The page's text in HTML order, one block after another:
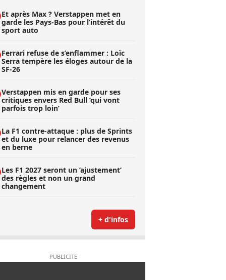
Et après Max ? Verstappen met en
garde les Pays-Bas pour l’intérêt du
sport auto
Ferrari refuse de s’enflammer : Loïc
Serra tempère les éloges autour de la
SF-26
Verstappen mis en garde pour ses
critiques envers Red Bull ’qui vont
parfois trop loin’
La F1 contre-attaque : plus de Sprints
et du luxe pour relancer des revenus
en berne
Les F1 2027 seront un ’ajustement’
des règles et non un grand
changement
+ d'infos